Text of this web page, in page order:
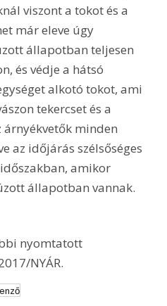
viszont a tokot és a
már eleve úgy
állapotban teljesen
és védje a hátsó
alkotó tokot, ami
tekercset és a
árnyékvetők minden
az időjárás szélsőséges
amikor
állapotban vannak.
nyomtatott
NYÁR.